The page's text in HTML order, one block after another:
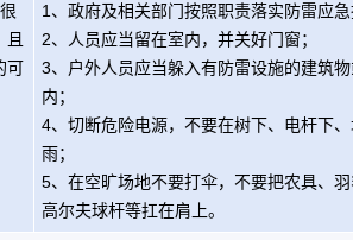
且
可
1、政府及相关部门按照职责落实防雷应急
2、人员应当留在室内，并关好门窗；
3、户外人员应当躲入有防雷设施的建筑
内；
4、切断危险电源，不要在树下、电杆下
雨；
5、在空旷场地不要打伞，不要把农具、羽
高尔夫球杆等扛在肩上。